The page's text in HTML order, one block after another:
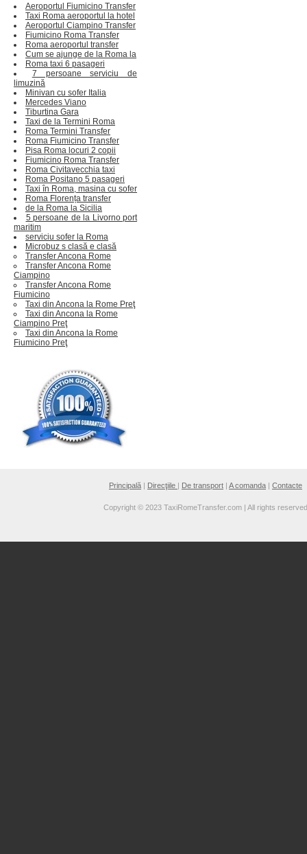
Aeroportul Fiumicino Transfer
Taxi Roma aeroportul la hotel
Aeroportul Ciampino Transfer
Fiumicino Roma Transfer
Roma aeroportul transfer
Cum se ajunge de la Roma la
Roma taxi 6 pasageri
7 persoane serviciu de
limuzină
Minivan cu sofer Italia
Mercedes Viano
Tiburtina Gara
Taxi de la Termini Roma
Roma Termini Transfer
Roma Fiumicino Transfer
Pisa Roma locuri 2 copii
Fiumicino Roma Transfer
Roma Civitavecchia taxi
Roma Positano 5 pasageri
Taxi în Roma, masina cu sofer
Roma Florența transfer
de la Roma la Sicilia
5 persoane de la Livorno port
maritim
serviciu sofer la Roma
Microbuz s clasă e clasă
Transfer Ancona Rome
Transfer Ancona Rome
Ciampino
Transfer Ancona Rome
Fiumicino
Taxi din Ancona la Rome Preţ
Taxi din Ancona la Rome
Ciampino Preţ
Taxi din Ancona la Rome
Fiumicino Preţ
Principală | Direcţiile | De transport | A comanda | Contacte
Copyright © 2023 TaxiRomeTransfer.com | All rights reserved